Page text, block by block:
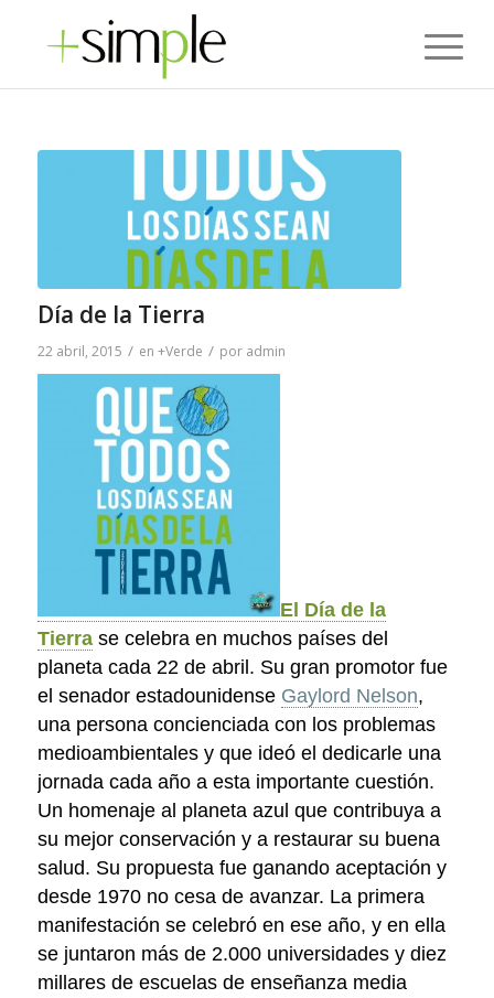
Día de la Tierra
22 abril, 2015 / en +Verde / por admin
El Día de la
Tierrase celebra en muchos países del
planeta cada 22 de abril. Su gran promotor fue
el senador estadounidense Gaylord Nelson,
una persona concienciada con los problemas
medioambientales y que ideó el dedicarle una
jornada cada año a esta importante cuestión.
Un homenaje al planeta azul que contribuya a
su mejor conservación y a restaurar su buena
salud. Su propuesta fue ganando aceptación y
desde 1970 no cesa de avanzar. La primera
manifestación se celebró en ese año, y en ella
se juntaron más de 2.000 universidades y diez
millares de escuelas de enseñanza media